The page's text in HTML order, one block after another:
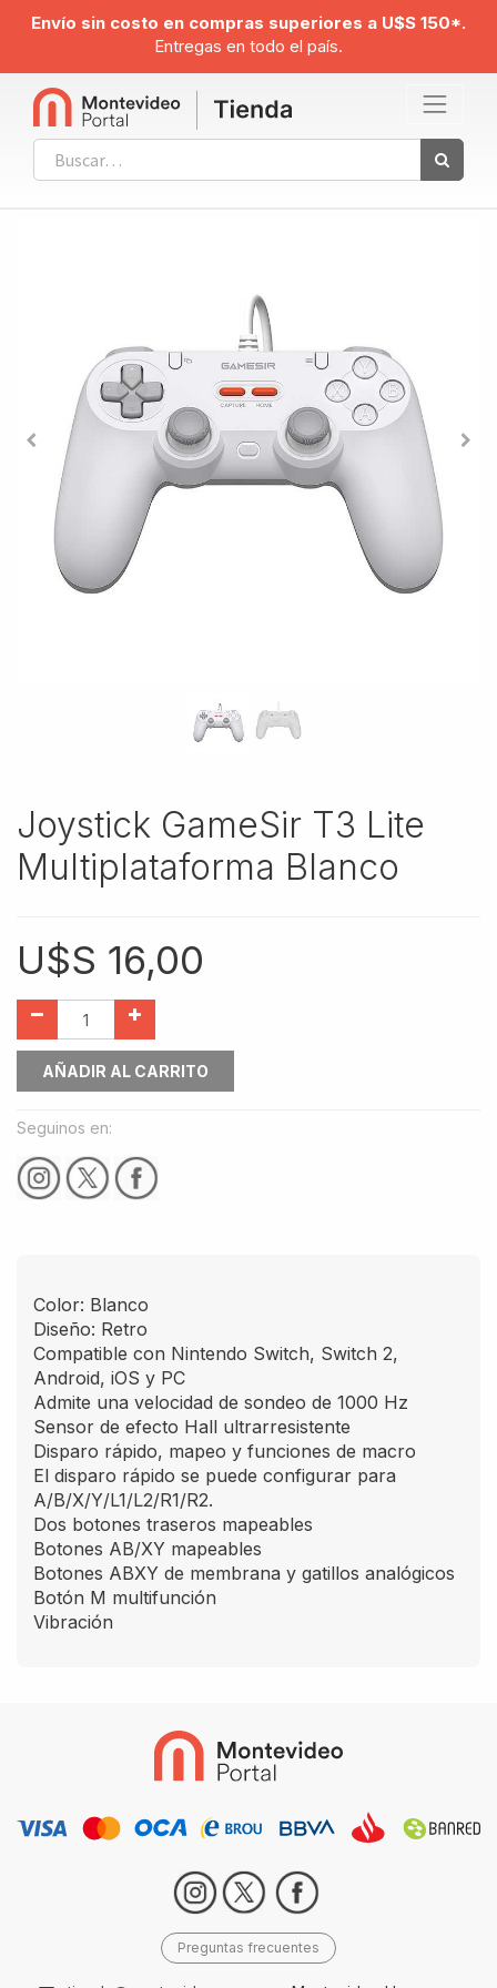
Envío sin costo en compras superiores a U$S 150*.
Entregas en todo el país.
Joystick GameSir T3 Lite
Multiplataforma Blanco
U$S 16,00
AÑADIR AL CARRITO
Seguinos en:
Color: Blanco
Diseño: Retro
Compatible con Nintendo Switch, Switch 2,
Android, iOS y PC
Admite una velocidad de sondeo de 1000 Hz
Sensor de efecto Hall ultrarresistente
Disparo rápido, mapeo y funciones de macro
El disparo rápido se puede configurar para
A/B/X/Y/L1/L2/R1/R2.
Dos botones traseros mapeables
Botones AB/XY mapeables
Botones ABXY de membrana y gatillos analógicos
Botón M multifunción
Vibración
Preguntas frecuentes